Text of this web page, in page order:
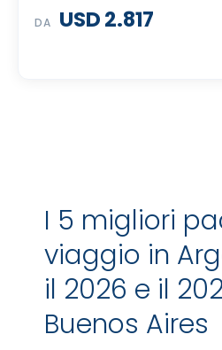
DA USD 2.817
I 5 migliori
viaggio in
il 2026 e il
Buenos Aires